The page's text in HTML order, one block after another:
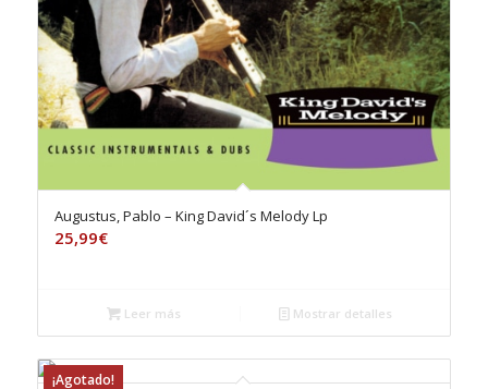
Augustus, Pablo – King David´s Melody Lp
25,99€
Leer más Mostrar detalles
¡Agotado!